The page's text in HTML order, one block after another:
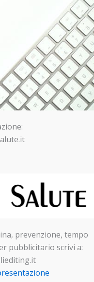
prevenzione, tempo
pubblicitario scrivi a: